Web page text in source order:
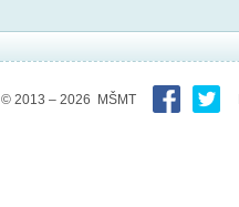
© 2013 – 2026 MŠMT